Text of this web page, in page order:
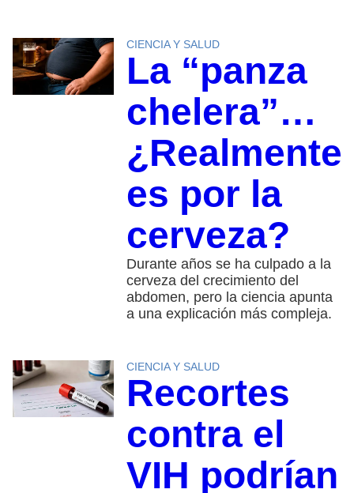
CIENCIA Y SALUD
La “panza
chelera”…
¿Realmente
es por la
cerveza?
Durante años se ha culpado a la
cerveza del crecimiento del
abdomen, pero la ciencia apunta
a una explicación más compleja.
CIENCIA Y SALUD
Recortes
contra el
VIH podrían